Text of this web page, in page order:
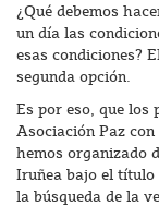
¿Qué debemos
un día las
esas condiciones?
segunda opción.
Es por eso, que los
Asociación Paz
hemos organizado
Iruñea bajo el título
la búsqueda de la